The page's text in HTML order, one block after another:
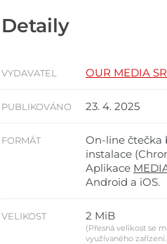
Detaily
VYDAVATEL OUR MEDIA SR
PUBLIKOVÁNO 23. 4. 2025
FORMÁT
On-line čtečka
instalace
Aplikace
Android a iOS.
VELIKOST 2 MiB
(Přesná velikost se
využívaného